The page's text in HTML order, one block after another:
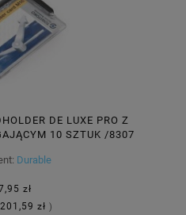
DE LUXE PRO Z
10 SZTUK /8307
Durable
zł
201,59 zł )